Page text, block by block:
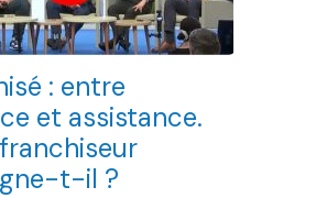
: entre
et assistance.
t-il ?